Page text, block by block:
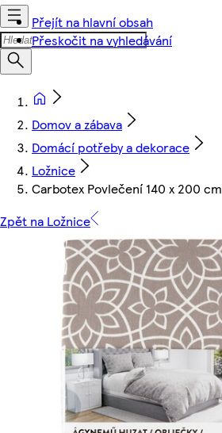
Přejít na hlavní obsah
Přeskočit na vyhledávání
Domov a zábava
Domácí potřeby a dekorace
Ložnice
Carbotex Povlečení 140 x 200 cm
Zpět na Ložnice